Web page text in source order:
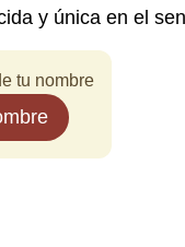
y única en el
tu nombre